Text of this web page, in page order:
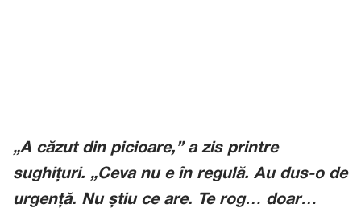
„A căzut din picioare,” a zis printre
sughițuri. „Ceva nu e în regulă. Au dus-o de
urgență. Nu știu ce are. Te rog… doar…